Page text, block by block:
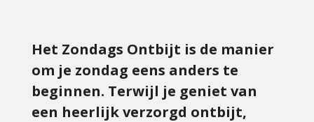
Het Zondags Ontbijt is de manier
om je zondag eens anders te
beginnen. Terwijl je geniet van
een heerlijk verzorgd ontbijt,